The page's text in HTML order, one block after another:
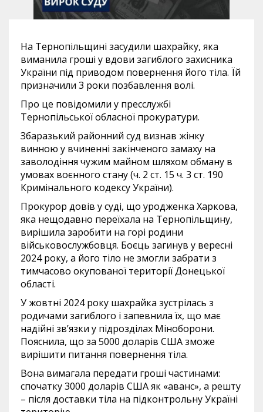
На Тернопільщині засудили шахрайку, яка
виманила гроші у вдови загиблого захисника
України під приводом повернення його тіла. Їй
призначили 3 роки позбавлення волі.
Про це повідомили у пресслужбі
Тернопільської обласної прокуратури.
Збаразький районний суд визнав жінку
винною у вчиненні закінченого замаху на
заволодіння чужим майном шляхом обману в
умовах воєнного стану (ч. 2 ст. 15 ч. 3 ст. 190
Кримінального кодексу України).
Прокурор довів у суді, що уродженка Харкова,
яка нещодавно переїхала на Тернопільщину,
вирішила заробити на горі родини
військовослужбовця. Боєць загинув у вересні
2024 року, а його тіло не змогли забрати з
тимчасово окупованої території Донецької
області.
У жовтні 2024 року шахрайка зустрілась з
родичами загиблого і запевнила їх, що має
надійні зв’язки у підрозділах Міноборони.
Пояснила, що за 5000 доларів США зможе
вирішити питання повернення тіла.
Вона вимагала передати гроші частинами:
спочатку 3000 доларів США як «аванс», а решту
– після доставки тіла на підконтрольну Україні